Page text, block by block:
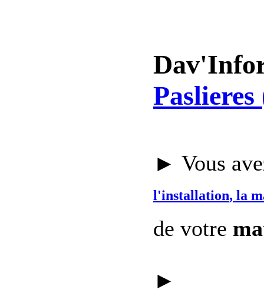
Paslieres
► Vous
l'installation, la
de votre
►